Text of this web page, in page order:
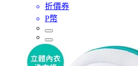
折價券
P幣